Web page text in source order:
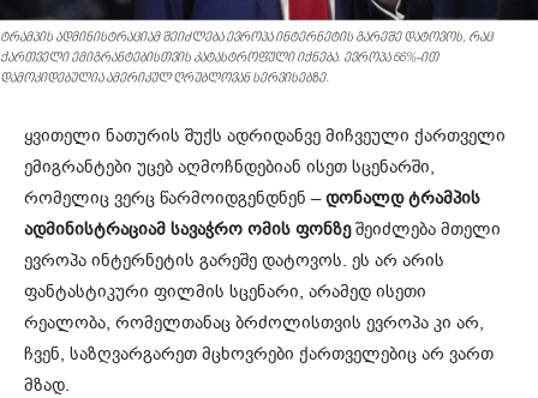
ტრამპის ადმინისტრაციამ შეიძლება ევროპა ინტერნეტის გარეშე დატოვოს, რაც
ქართველი ემიგრანტებისთვის კატასტროფული იქნება. ევროპა 66%-ით
დამოკიდებულია ამერიკულ ღრუბლოვან სერვისებზე.
ყვითელი ნათურის შუქს ადრიდანვე მიჩვეული ქართველი
ემიგრანტები უცებ აღმოჩნდებიან ისეთ სცენარში,
რომელიც ვერც წარმოიდგენდნენ –დონალდ ტრამპის
ადმინისტრაციამ სავაჭრო ომის ფონზეშეიძლება მთელი
ევროპა ინტერნეტის გარეშე დატოვოს. ეს არ არის
ფანტასტიკური ფილმის სცენარი, არამედ ისეთი
რეალობა, რომელთანაც ბრძოლისთვის ევროპა კი არ,
ჩვენ, საზღვარგარეთ მცხოვრები ქართველებიც არ ვართ
მზად.